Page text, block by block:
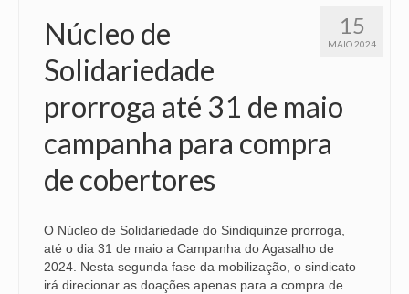
LOCALIZAÇÃO
QUEM SOMOS
NOSSA HISTÓRIA
SUBSEDES
ARAÇATUBA
BAURU
PRESIDENTE PRUDENTE
15
MAIO 2024
Núcleo de
Solidariedade
prorroga até 31 de maio
campanha para compra
de cobertores
O Núcleo de Solidariedade do Sindiquinze prorroga,
até o dia 31 de maio a Campanha do Agasalho de
2024. Nesta segunda fase da mobilização, o sindicato
irá direcionar as doações apenas para a compra de